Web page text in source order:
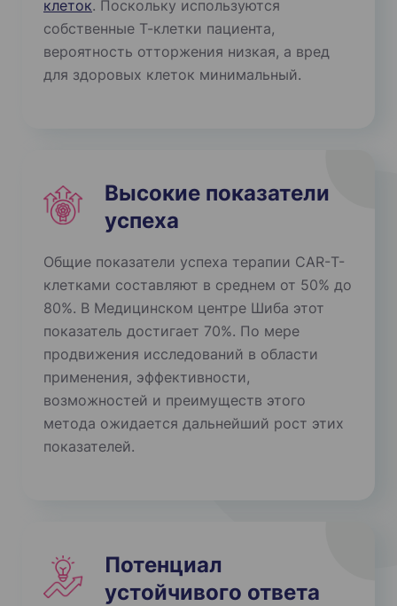
клеток. Поскольку используются
собственные Т-клетки пациента,
вероятность отторжения низкая, а вред
для здоровых клеток минимальный.
Высокие показатели
успеха
Общие показатели успеха терапии CAR-Т-
клетками составляют в среднем от 50% до
80%. В Медицинском центре Шиба этот
показатель достигает 70%. По мере
продвижения исследований в области
применения, эффективности,
возможностей и преимуществ этого
метода ожидается дальнейший рост этих
показателей.
Потенциал
устойчивого ответа